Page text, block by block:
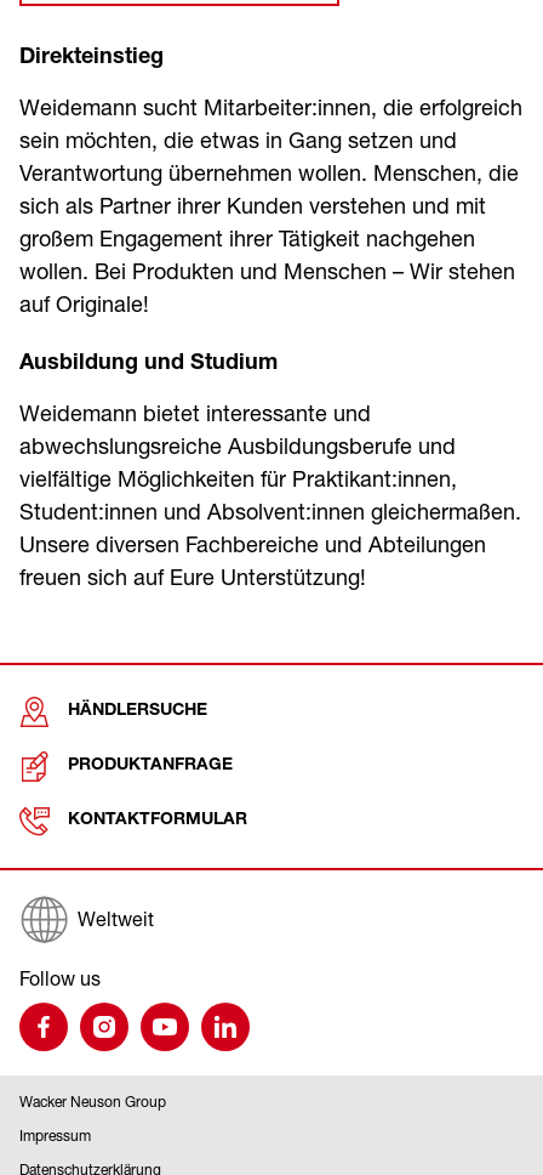
Direkteinstieg
Weidemann sucht Mitarbeiter:innen, die erfolgreich
sein möchten, die etwas in Gang setzen und
Verantwortung übernehmen wollen. Menschen, die
sich als Partner ihrer Kunden verstehen und mit
großem Engagement ihrer Tätigkeit nachgehen
wollen. Bei Produkten und Menschen – Wir stehen
auf Originale!
Ausbildung und Studium
Weidemann bietet interessante und
abwechslungsreiche Ausbildungsberufe und
vielfältige Möglichkeiten für Praktikant:innen,
Student:innen und Absolvent:innen gleichermaßen.
Unsere diversen Fachbereiche und Abteilungen
freuen sich auf Eure Unterstützung!
HÄNDLERSUCHE
PRODUKTANFRAGE
KONTAKTFORMULAR
Weltweit
Follow us
Wacker Neuson Group
Impressum
Datenschutzerklärung